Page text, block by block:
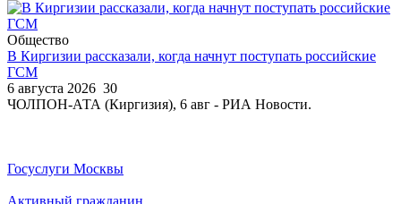
Общество
В Киргизии рассказали, когда начнут поступать российские
ГСМ
6 августа 2026 30
ЧОЛПОН-АТА (Киргизия), 6 авг - РИА Новости.
Госуслуги Москвы
Активный гражданин